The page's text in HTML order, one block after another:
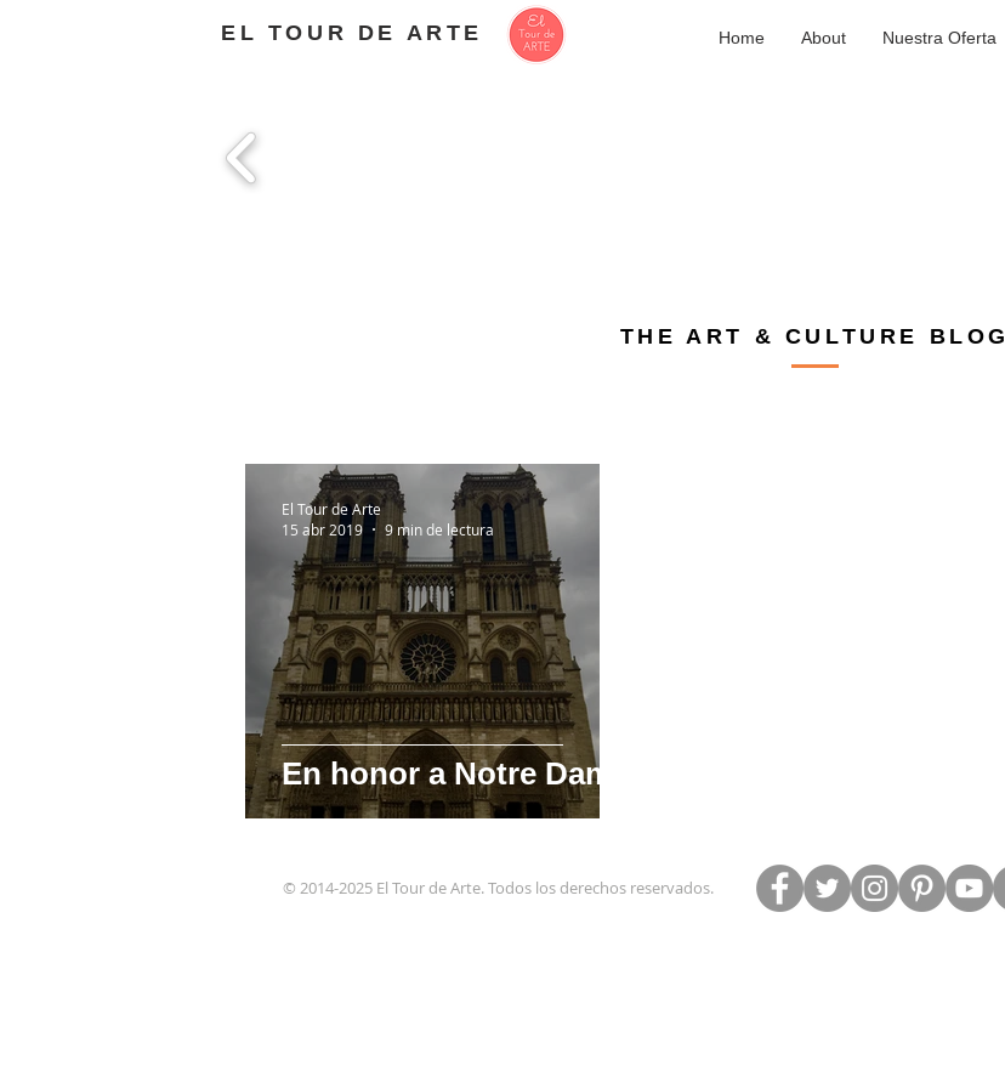
EL TOUR DE ARTE Home About Nuestra Oferta
En honor a Notre Dame
El Tour de Arte
15 abr 2019
9 min de lectura
THE ART & CULTURE BLOG
© 2014-2025 El Tour de Arte. Todos los derechos reservados.